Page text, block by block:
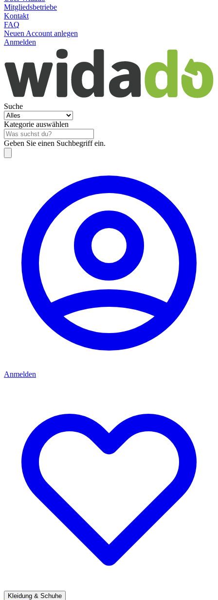
Mitgliedsbetriebe
Kontakt
FAQ
Neuen Account anlegen
Anmelden
Suche
Kategorie auswählen
Geben Sie einen Suchbegriff ein.
Anmelden
Kleidung & Schuhe